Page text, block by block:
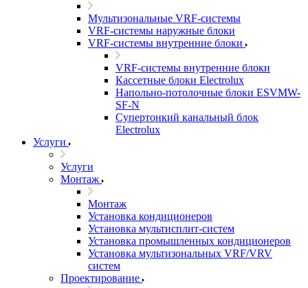
Мультизональные VRF-системы
VRF-системы наружные блоки
VRF-системы внутренние блоки
VRF-системы внутренние блоки
Кассетные блоки Electrolux
Напольно-потолочные блоки ESVMW-
SF-N
Супертонкий канальный блок
Electrolux
Услуги
Услуги
Монтаж
Монтаж
Установка кондиционеров
Установка мультисплит-систем
Установка промышленных кондиционеров
Установка мультизональных VRF/VRV
систем
Проектирование